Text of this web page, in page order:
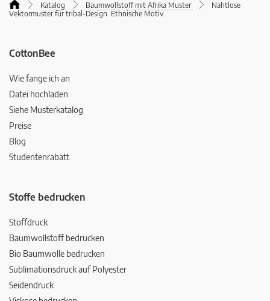
Katalog Baumwollstoff mit Afrika Muster
Nahtlose
Vektormuster für tribal-Design. Ethnische Motiv.
CottonBee
Wie fange ich an
Datei hochladen
Siehe Musterkatalog
Preise
Blog
Studentenrabatt
Stoffe bedrucken
Stoffdruck
Baumwollstoff bedrucken
Bio Baumwolle bedrucken
Sublimationsdruck auf Polyester
Seidendruck